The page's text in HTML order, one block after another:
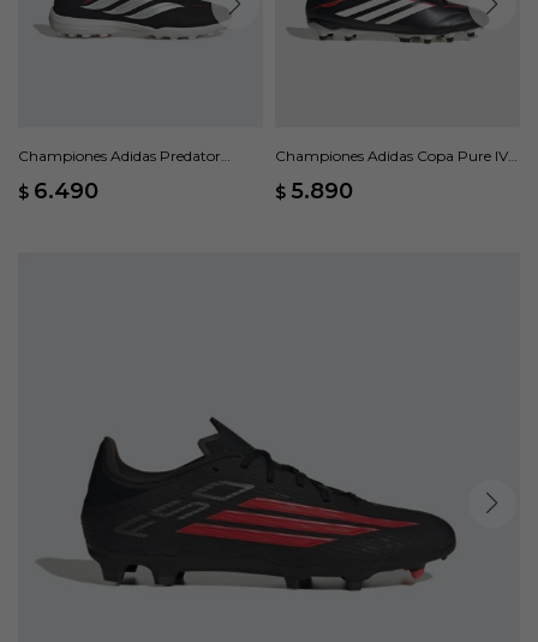
Championes Adidas Predator
$ 6.490
Championes Adidas Copa Pure IV
$ 5.890